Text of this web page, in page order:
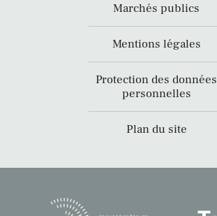
Marchés publics
Mentions légales
Protection des données
personnelles
Plan du site